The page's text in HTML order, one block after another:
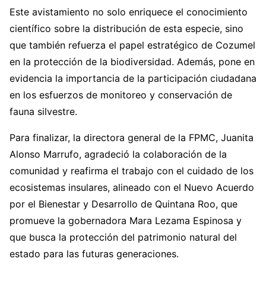
Este avistamiento no solo enriquece el conocimiento
científico sobre la distribución de esta especie, sino
que también refuerza el papel estratégico de Cozumel
en la protección de la biodiversidad. Además, pone en
evidencia la importancia de la participación ciudadana
en los esfuerzos de monitoreo y conservación de
fauna silvestre.
Para finalizar, la directora general de la FPMC, Juanita
Alonso Marrufo, agradeció la colaboración de la
comunidad y reafirma el trabajo con el cuidado de los
ecosistemas insulares, alineado con el Nuevo Acuerdo
por el Bienestar y Desarrollo de Quintana Roo, que
promueve la gobernadora Mara Lezama Espinosa y
que busca la protección del patrimonio natural del
estado para las futuras generaciones.